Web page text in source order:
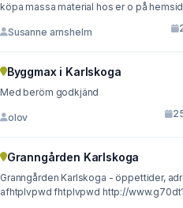
köpa massa material hos er o på
Susanne arnshelm
Byggmax i Karlskoga
Med beröm godkjänd
olov
Granngården Karlskoga
Granngården Karlskoga - öppettider,
afhtplvpwd fhtplvpwd http://